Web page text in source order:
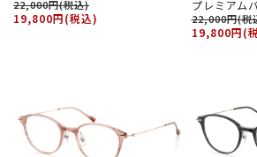
22,000円(税込)
19,800円(税込)
プレミアム
22,000円(税
19,800円(